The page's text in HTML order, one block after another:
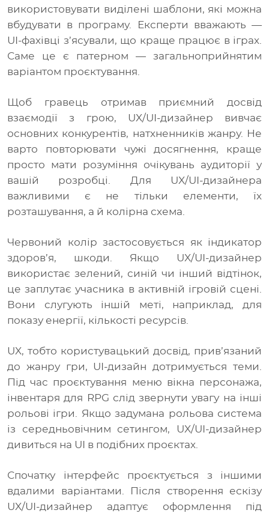
використовувати виділені шаблони, які можна
вбудувати в програму. Експерти вважають —
UI-фахівці з’ясували, що краще працює в іграх.
Саме це є патерном — загальноприйнятим
варіантом проєктування.
Щоб гравець отримав приємний досвід
взаємодії з грою, UX/UI-дизайнер вивчає
основних конкурентів, натхненників жанру. Не
варто повторювати чужі досягнення, краще
просто мати розуміння очікувань аудиторії у
вашій розробці. Для UX/UI-дизайнера
важливими є не тільки елементи, їх
розташування, а й колірна схема.
Червоний колір застосовується як індикатор
здоров’я, шкоди. Якщо UX/UI-дизайнер
використає зелений, синій чи інший відтінок,
це заплутає учасника в активній ігровій сцені.
Вони слугують іншій меті, наприклад, для
показу енергії, кількості ресурсів.
UX, тобто користувацький досвід, прив’язаний
до жанру гри, UI-дизайн дотримується теми.
Під час проєктування меню вікна персонажа,
інвентаря для RPG слід звернути увагу на інші
рольові ігри. Якщо задумана рольова система
із середньовічним сетингом, UX/UI-дизайнер
дивиться на UI в подібних проєктах.
Спочатку інтерфейс проєктується з іншими
вдалими варіантами. Після створення ескізу
UX/UI-дизайнер адаптує оформлення під